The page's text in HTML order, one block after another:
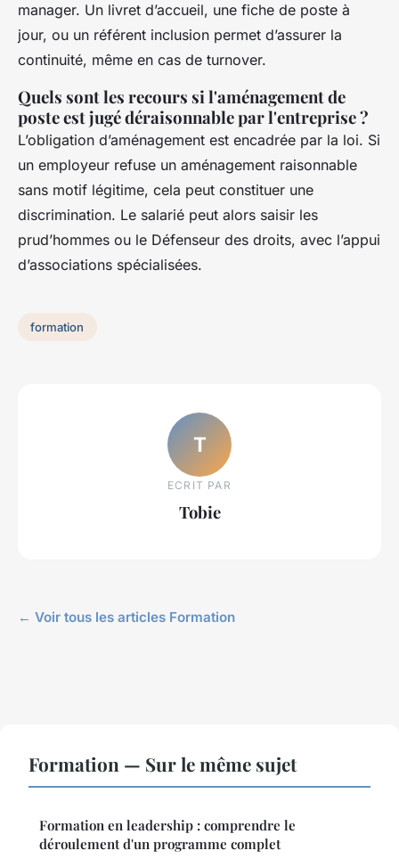
manager. Un livret d’accueil, une fiche de poste à
jour, ou un référent inclusion permet d’assurer la
continuité, même en cas de turnover.
Quels sont les recours si l'aménagement de
poste est jugé déraisonnable par l'entreprise ?
L’obligation d’aménagement est encadrée par la loi. Si
un employeur refuse un aménagement raisonnable
sans motif légitime, cela peut constituer une
discrimination. Le salarié peut alors saisir les
prud’hommes ou le Défenseur des droits, avec l’appui
d’associations spécialisées.
formation
T
ECRIT PAR
Tobie
← Voir tous les articles Formation
Formation — Sur le même sujet
Formation en leadership : comprendre le
déroulement d'un programme complet